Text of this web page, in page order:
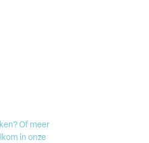
Of meer
in onze